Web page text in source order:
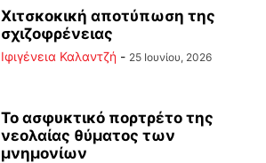
Χιτσκοκική αποτύπωση της
σχιζοφρένειας
Ιφιγένεια Καλαντζή - 25 Ιουνίου, 2026
Το ασφυκτικό πορτρέτο της
νεολαίας θύματος των
μνημονίων